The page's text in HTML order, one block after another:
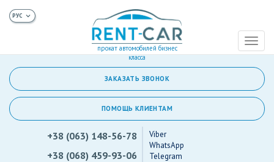
прокат автомобилей бизнес
класса
+38 (063) 148-56-78
+38 (068) 459-93-06
Viber
WhatsApp
Telegram
ЗАКАЗАТЬ ЗВОНОК
ПОМОЩЬ КЛИЕНТАМ